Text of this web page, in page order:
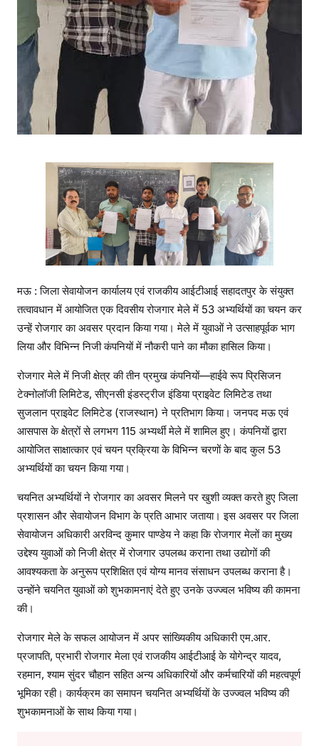
न
नि
कं
प
मि
ला
नौ
क
री
का
अ
मऊ : जिला सेवायोजन कार्यालय एवं राजकीय आईटीआई सहादतपुर के संयुक्त
तत्वावधान में आयोजित एक दिवसीय रोजगार मेले में 53 अभ्यर्थियों का चयन कर
उन्हें रोजगार का अवसर प्रदान किया गया। मेले में युवाओं ने उत्साहपूर्वक भाग
लिया और विभिन्न निजी कंपनियों में नौकरी पाने का मौका हासिल किया।
रोजगार मेले में निजी क्षेत्र की तीन प्रमुख कंपनियों—हाईवे रूप प्रिसिजन
टेक्नोलॉजी लिमिटेड, सीएनसी इंडस्ट्रीज इंडिया प्राइवेट लिमिटेड तथा
सुजलान प्राइवेट लिमिटेड (राजस्थान) ने प्रतिभाग किया। जनपद मऊ एवं
आसपास के क्षेत्रों से लगभग 115 अभ्यर्थी मेले में शामिल हुए। कंपनियों द्वारा
आयोजित साक्षात्कार एवं चयन प्रक्रिया के विभिन्न चरणों के बाद कुल 53
अभ्यर्थियों का चयन किया गया।
चयनित अभ्यर्थियों ने रोजगार का अवसर मिलने पर खुशी व्यक्त करते हुए जिला
प्रशासन और सेवायोजन विभाग के प्रति आभार जताया। इस अवसर पर जिला
सेवायोजन अधिकारी अरविन्द कुमार पाण्डेय ने कहा कि रोजगार मेलों का मुख्य
उद्देश्य युवाओं को निजी क्षेत्र में रोजगार उपलब्ध कराना तथा उद्योगों की
आवश्यकता के अनुरूप प्रशिक्षित एवं योग्य मानव संसाधन उपलब्ध कराना है।
उन्होंने चयनित युवाओं को शुभकामनाएं देते हुए उनके उज्ज्वल भविष्य की कामना
की।
रोजगार मेले के सफल आयोजन में अपर सांख्यिकीय अधिकारी एम.आर.
प्रजापति, प्रभारी रोजगार मेला एवं राजकीय आईटीआई के योगेन्द्र यादव,
रहमान, श्याम सुंदर चौहान सहित अन्य अधिकारियों और कर्मचारियों की महत्वपूर्ण
भूमिका रही। कार्यक्रम का समापन चयनित अभ्यर्थियों के उज्ज्वल भविष्य की
शुभकामनाओं के साथ किया गया।